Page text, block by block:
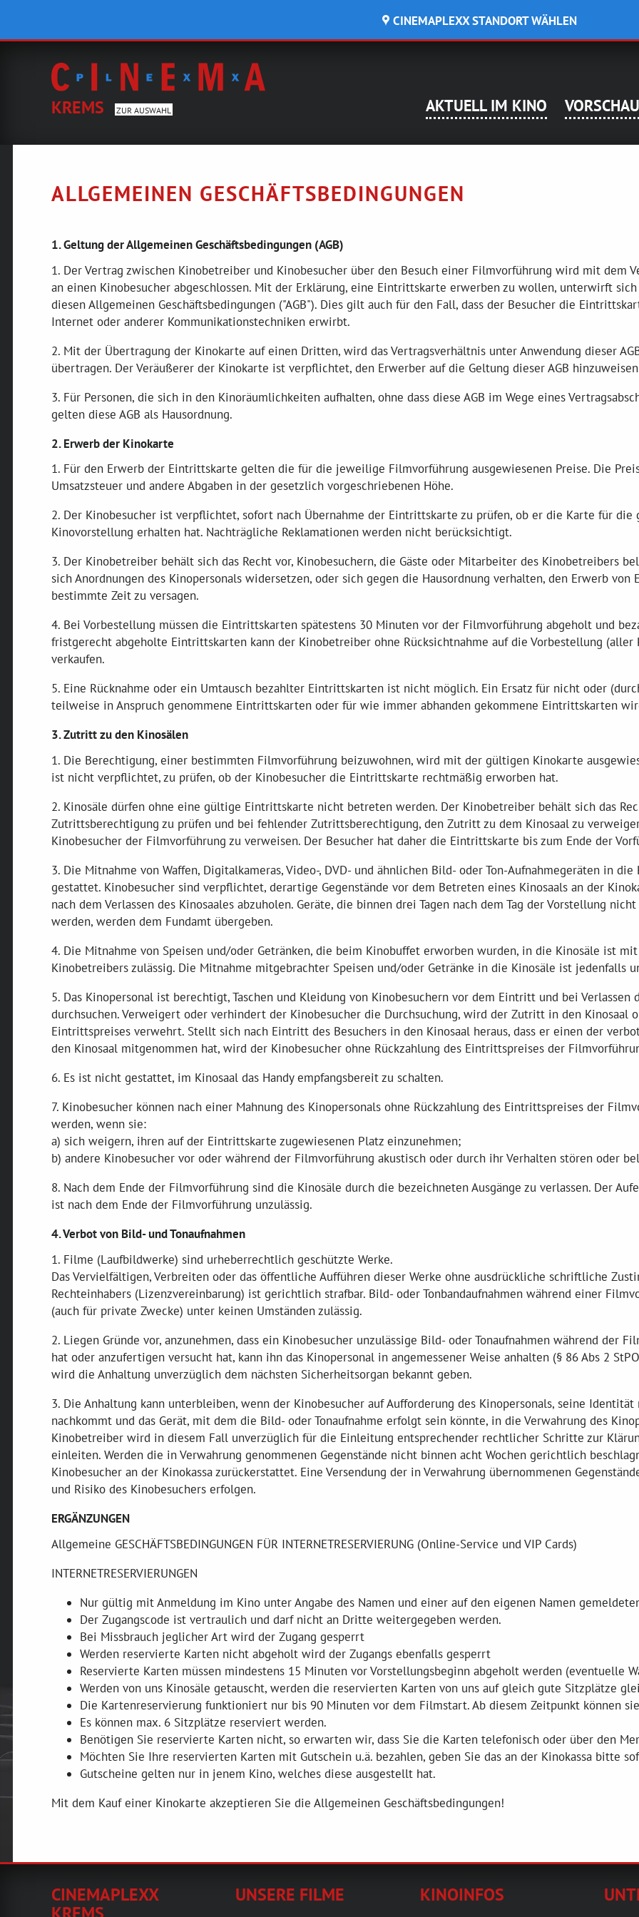
CINEMAPLEXX STANDORT WÄHLEN
KREMS WOLFSBERG
KREMS ZUR AUSWAHL
Navigation überspringen
AKTUELL IM KINO VORSCHAU
ALLGEMEINEN GESCHÄFTSBEDINGUNGEN
1. Geltung der Allgemeinen Geschäftsbedingungen (AGB)
1. Der Vertrag zwischen Kinobetreiber und Kinobesucher über den Besuch einer Filmvorführung wird mit dem
an einen Kinobesucher abgeschlossen. Mit der Erklärung, eine Eintrittskarte erwerben zu wollen, unterwirft sich
diesen Allgemeinen Geschäftsbedingungen ("AGB"). Dies gilt auch für den Fall, dass der Besucher die
Internet oder anderer Kommunikationstechniken erwirbt.
2. Mit der Übertragung der Kinokarte auf einen Dritten, wird das Vertragsverhältnis unter Anwendung dieser AGB
übertragen. Der Veräußerer der Kinokarte ist verpflichtet, den Erwerber auf die Geltung dieser AGB
3. Für Personen, die sich in den Kinoräumlichkeiten aufhalten, ohne dass diese AGB im Wege eines
gelten diese AGB als Hausordnung.
2. Erwerb der Kinokarte
1. Für den Erwerb der Eintrittskarte gelten die für die jeweilige Filmvorführung ausgewiesenen Preise. Die
Umsatzsteuer und andere Abgaben in der gesetzlich vorgeschriebenen Höhe.
2. Der Kinobesucher ist verpflichtet, sofort nach Übernahme der Eintrittskarte zu prüfen, ob er die Karte für die
Kinovorstellung erhalten hat. Nachträgliche Reklamationen werden nicht berücksichtigt.
3. Der Kinobetreiber behält sich das Recht vor, Kinobesuchern, die Gäste oder Mitarbeiter des Kinobetreibers
sich Anordnungen des Kinopersonals widersetzen, oder sich gegen die Hausordnung verhalten, den Erwerb von
bestimmte Zeit zu versagen.
4. Bei Vorbestellung müssen die Eintrittskarten spätestens 30 Minuten vor der Filmvorführung abgeholt und
fristgerecht abgeholte Eintrittskarten kann der Kinobetreiber ohne Rücksichtnahme auf die Vorbestellung (aller
verkaufen.
5. Eine Rücknahme oder ein Umtausch bezahlter Eintrittskarten ist nicht möglich. Ein Ersatz für nicht oder (durch
teilweise in Anspruch genommene Eintrittskarten oder für wie immer abhanden gekommene Eintrittskarten
3. Zutritt zu den Kinosälen
1. Die Berechtigung, einer bestimmten Filmvorführung beizuwohnen, wird mit der gültigen Kinokarte
ist nicht verpflichtet, zu prüfen, ob der Kinobesucher die Eintrittskarte rechtmäßig erworben hat.
2. Kinosäle dürfen ohne eine gültige Eintrittskarte nicht betreten werden. Der Kinobetreiber behält sich das
Zutrittsberechtigung zu prüfen und bei fehlender Zutrittsberechtigung, den Zutritt zu dem Kinosaal zu
Kinobesucher der Filmvorführung zu verweisen. Der Besucher hat daher die Eintrittskarte bis zum Ende der
3. Die Mitnahme von Waffen, Digitalkameras, Video-, DVD- und ähnlichen Bild- oder Ton-Aufnahmegeräten in die
gestattet. Kinobesucher sind verpflichtet, derartige Gegenstände vor dem Betreten eines Kinosaals an der
nach dem Verlassen des Kinosaales abzuholen. Geräte, die binnen drei Tagen nach dem Tag der Vorstellung nicht
werden, werden dem Fundamt übergeben.
4. Die Mitnahme von Speisen und/oder Getränken, die beim Kinobuffet erworben wurden, in die Kinosäle ist mit
Kinobetreibers zulässig. Die Mitnahme mitgebrachter Speisen und/oder Getränke in die Kinosäle ist jedenfalls
5. Das Kinopersonal ist berechtigt, Taschen und Kleidung von Kinobesuchern vor dem Eintritt und bei Verlassen
durchsuchen. Verweigert oder verhindert der Kinobesucher die Durchsuchung, wird der Zutritt in den Kinosaal
Eintrittspreises verwehrt. Stellt sich nach Eintritt des Besuchers in den Kinosaal heraus, dass er einen der
den Kinosaal mitgenommen hat, wird der Kinobesucher ohne Rückzahlung des Eintrittspreises der
6. Es ist nicht gestattet, im Kinosaal das Handy empfangsbereit zu schalten.
7. Kinobesucher können nach einer Mahnung des Kinopersonals ohne Rückzahlung des Eintrittspreises der
werden, wenn sie:
a) sich weigern, ihren auf der Eintrittskarte zugewiesenen Platz einzunehmen;
b) andere Kinobesucher vor oder während der Filmvorführung akustisch oder durch ihr Verhalten stören oder
8. Nach dem Ende der Filmvorführung sind die Kinosäle durch die bezeichneten Ausgänge zu verlassen. Der
ist nach dem Ende der Filmvorführung unzulässig.
4. Verbot von Bild- und Tonaufnahmen
1. Filme (Laufbildwerke) sind urheberrechtlich geschützte Werke.
Das Vervielfältigen, Verbreiten oder das öffentliche Aufführen dieser Werke ohne ausdrückliche schriftliche
Rechteinhabers (Lizenzvereinbarung) ist gerichtlich strafbar. Bild- oder Tonbandaufnahmen während einer
(auch für private Zwecke) unter keinen Umständen zulässig.
2. Liegen Gründe vor, anzunehmen, dass ein Kinobesucher unzulässige Bild- oder Tonaufnahmen während der
hat oder anzufertigen versucht hat, kann ihn das Kinopersonal in angemessener Weise anhalten (§ 86 Abs 2
wird die Anhaltung unverzüglich dem nächsten Sicherheitsorgan bekannt geben.
3. Die Anhaltung kann unterbleiben, wenn der Kinobesucher auf Aufforderung des Kinopersonals, seine Identität
nachkommt und das Gerät, mit dem die Bild- oder Tonaufnahme erfolgt sein könnte, in die Verwahrung des
Kinobetreiber wird in diesem Fall unverzüglich für die Einleitung entsprechender rechtlicher Schritte zur
einleiten. Werden die in Verwahrung genommenen Gegenstände nicht binnen acht Wochen gerichtlich
Kinobesucher an der Kinokassa zurückerstattet. Eine Versendung der in Verwahrung übernommenen
und Risiko des Kinobesuchers erfolgen.
ERGÄNZUNGEN
Allgemeine GESCHÄFTSBEDINGUNGEN FÜR INTERNETRESERVIERUNG (Online-Service und VIP Cards)
INTERNETRESERVIERUNGEN
Nur gültig mit Anmeldung im Kino unter Angabe des Namen und einer auf den eigenen Namen
Der Zugangscode ist vertraulich und darf nicht an Dritte weitergegeben werden.
Bei Missbrauch jeglicher Art wird der Zugang gesperrt
Werden reservierte Karten nicht abgeholt wird der Zugangs ebenfalls gesperrt
Reservierte Karten müssen mindestens 15 Minuten vor Vorstellungsbeginn abgeholt werden (eventuelle
Werden von uns Kinosäle getauscht, werden die reservierten Karten von uns auf gleich gute Sitzplätze
Die Kartenreservierung funktioniert nur bis 90 Minuten vor dem Filmstart. Ab diesem Zeitpunkt können
Es können max. 6 Sitzplätze reserviert werden.
Benötigen Sie reservierte Karten nicht, so erwarten wir, dass Sie die Karten telefonisch oder über den
Möchten Sie Ihre reservierten Karten mit Gutschein u.ä. bezahlen, geben Sie das an der Kinokassa bitte
Gutscheine gelten nur in jenem Kino, welches diese ausgestellt hat.
Mit dem Kauf einer Kinokarte akzeptieren Sie die Allgemeinen Geschäftsbedingungen!
CINEMAPLEXX
UNSERE FILME KINOINFOS
Mein
Kinoinfos
Unternehmen
Instagram